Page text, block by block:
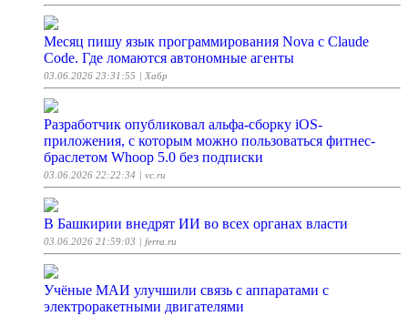
Месяц пишу язык программирования Nova с Claude
Code. Где ломаются автономные агенты
03.06.2026 23:31:55 | Хабр
Разработчик опубликовал альфа-сборку iOS-
приложения, с которым можно пользоваться фитнес-
браслетом Whoop 5.0 без подписки
03.06.2026 22:22:34 | vc.ru
В Башкирии внедрят ИИ во всех органах власти
03.06.2026 21:59:03 | ferra.ru
Учёные МАИ улучшили связь с аппаратами с
электроракетными двигателями